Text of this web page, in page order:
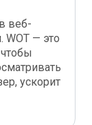
веб-
WOT — это
ускорит